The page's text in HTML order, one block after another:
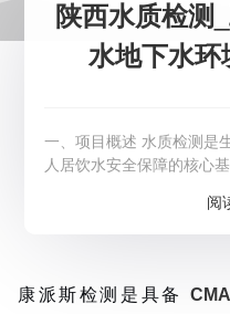
陕西水质检测
水地下水
一、项目概述 水质检测是
人居饮水安全保障的核心
废水、生活污水、饮用水
测项目 可开展百余项水质
阅
康派斯检测是具备 CMA